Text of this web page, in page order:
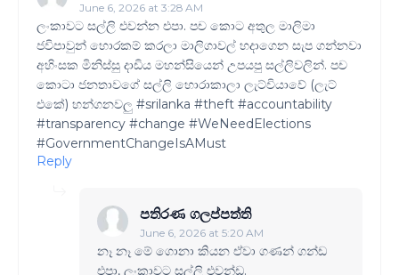
June 6, 2026 at 3:28 AM
ලංකාවට සල්ලි එවන්න එපා. පච කොට අතුල මාලිමා
ජවිපාවුන් හොරකම් කරලා මාලිගාවල් හදාගෙන සැප ගන්නවා
අහිංසක මිනිස්සු දාඩිය මහන්සියෙන් උපයපු සල්ලිවලින්. පච
කොටා ජනතාවගේ සල්ලි හොරාකාලා ලැට්වියාවේ (ලැට්
එකේ) හන්ගනවලු #srilanka #theft #accountability
#transparency #change #WeNeedElections
#GovernmentChangeIsAMust
Reply
පතිරණ ගලප්පත්ති
June 6, 2026 at 5:20 AM
නෑ නෑ මේ ගොනා කියන ඒවා ගණන් ගන්ඩ
එපා, ලංකාවට සල්ලි එවන්ඩ.